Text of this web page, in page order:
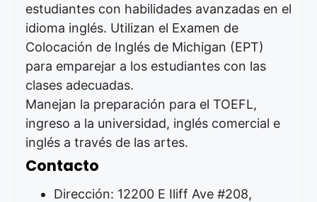
estudiantes con habilidades avanzadas en el
idioma inglés. Utilizan el Examen de
Colocación de Inglés de Michigan (EPT)
para emparejar a los estudiantes con las
clases adecuadas.
Manejan la preparación para el TOEFL,
ingreso a la universidad, inglés comercial e
inglés a través de las artes.
Contacto
Dirección: 12200 E Iliff Ave #208,